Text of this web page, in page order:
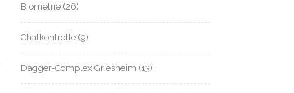
Biometrie (26)
Chatkontrolle (9)
Dagger-Complex Griesheim (13)